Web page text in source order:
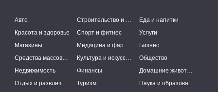
Авто Строительство и ремонт
Еда и напитки
Красота и здоровье
Спорт и фитнес
Услуги
Магазины
Медицина и фармацевтика
Бизнес
Средства массовой информации
Культура и искусство
Общество
Недвижимость
Финансы
Домашние животные
Отдых и развлечения
Туризм
Наука и образование